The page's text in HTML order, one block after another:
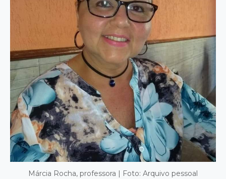
Márcia Rocha, professora | Foto: Arquivo pessoal